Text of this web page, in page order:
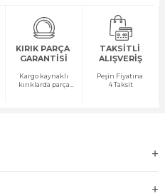
KIRIK PARÇA
GARANTİSİ
Kargo kaynaklı
kırıklarda parça
TAKSİTLİ
ALIŞVERİŞ
Peşin Fiyatına
4 Taksit